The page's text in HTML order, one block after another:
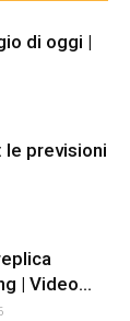
di oggi |
le previsioni
| Video...